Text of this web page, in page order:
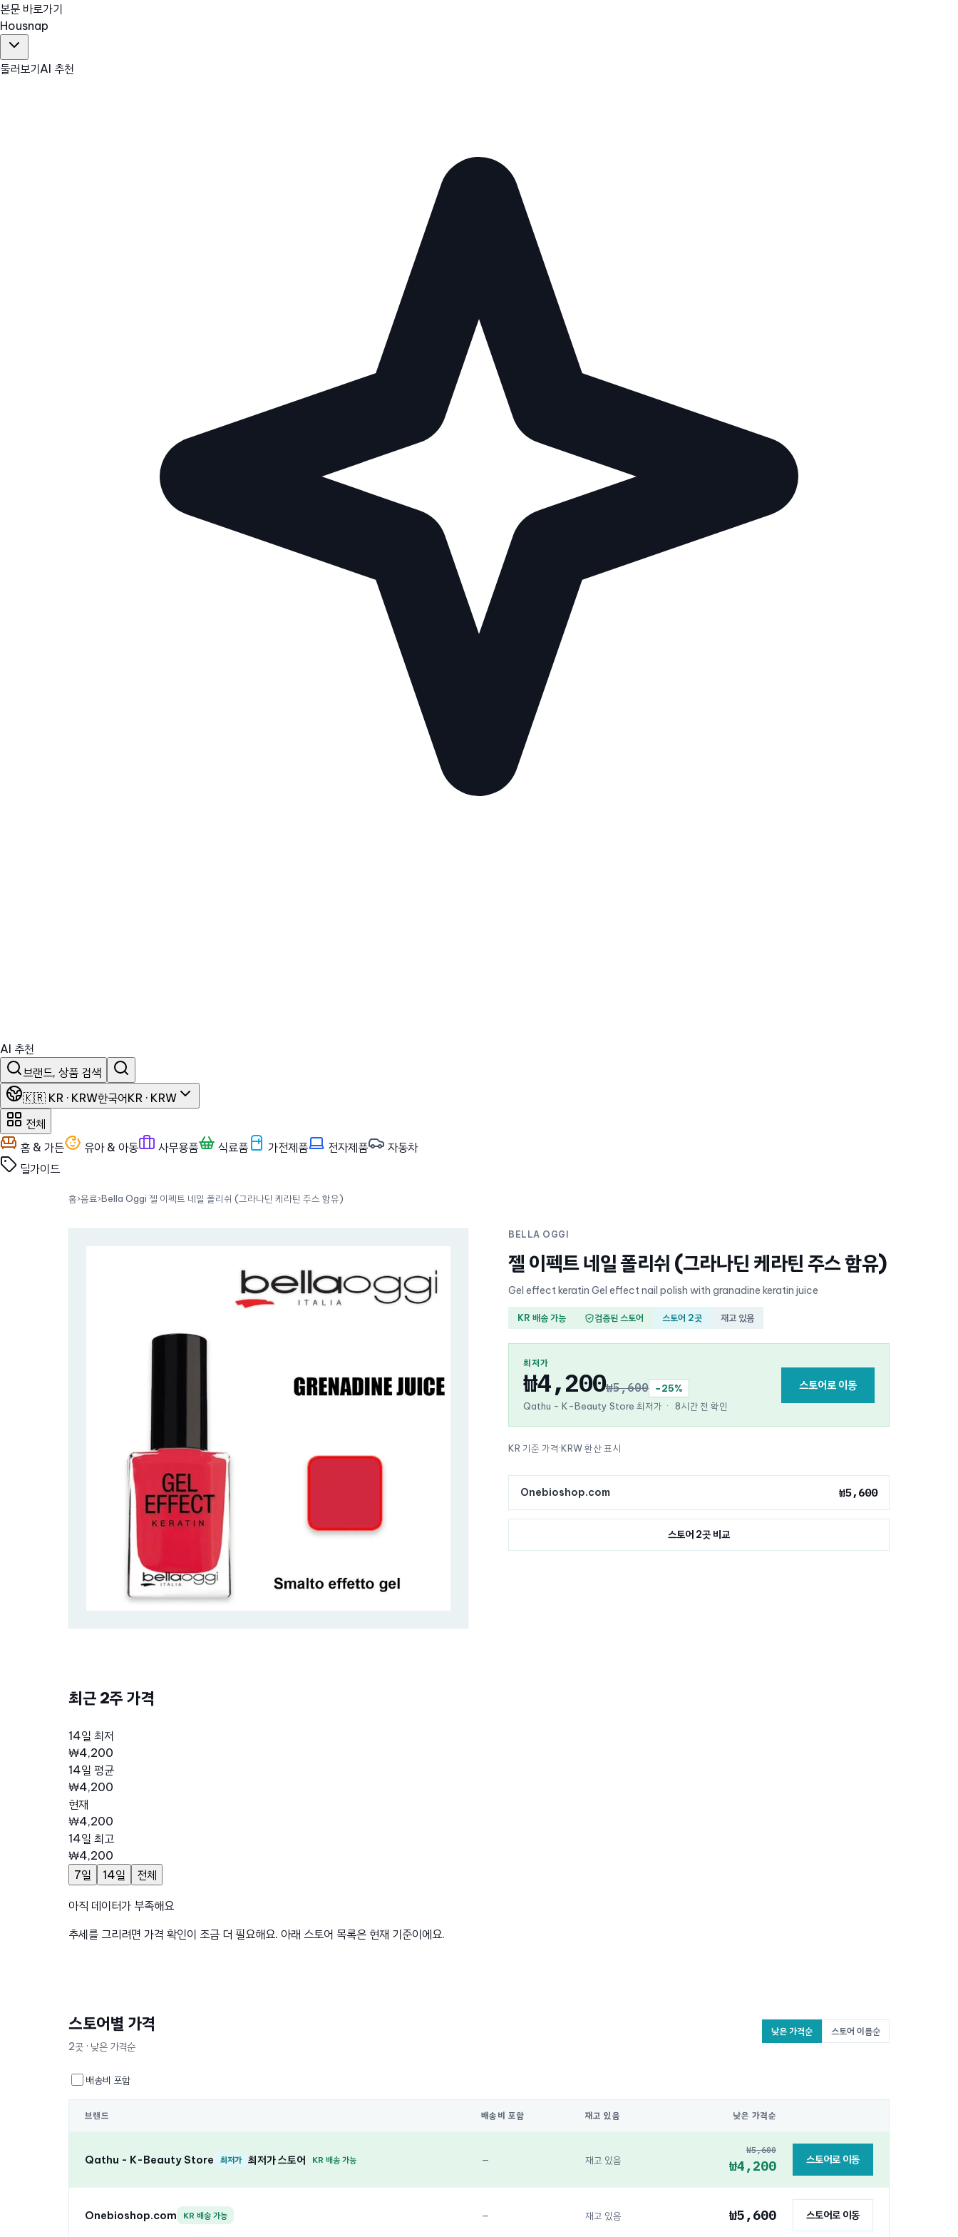
본문 바로가기
Housnap
둘러보기AI 추천
AI 추천
브랜드, 상품 검색
🇰🇷 KR · KRW한국어KR · KRW
전체
홈 & 가든
유아 & 아동 사무용품 식료품 가전제품 전자제품
자동차
딜가이드
홈›음료›Bella Oggi 젤 이펙트 네일 폴리쉬 (그라나딘 케라틴 주스 함유)
BELLA OGGI
젤 이펙트 네일 폴리쉬 (그라나딘 케라틴 주스 함유)
Gel effect keratin Gel effect nail polish with granadine keratin juice
KR 배송 가능 검증된 스토어 스토어 2곳 재고 있음
최저가
₩4,200₩5,600
−25%
Qathu - K-Beauty Store 최저가 · 8시간 전 확인
스토어로 이동
KR 기준 가격·KRW 환산 표시
Onebioshop.com ₩5,600
스토어 2곳 비교
최근 2주 가격
14일 최저
₩4,200
14일 평균
₩4,200
현재
₩4,200
14일 최고
₩4,200
7일
14일 전체
아직 데이터가 부족해요
추세를 그리려면 가격 확인이 조금 더 필요해요. 아래 스토어 목록은 현재 기준이에요.
스토어별 가격
2곳 · 낮은 가격순
낮은 가격순 스토어 이름순
배송비 포함
브랜드 배송비 포함 재고 있음 낮은 가격순
Qathu - K-Beauty Store 최저가 최저가 스토어 KR 배송 가능 — 재고 있음
₩5,600
₩4,200 스토어로 이동
Onebioshop.com KR 배송 가능 — 재고 있음 ₩5,600 스토어로 이동